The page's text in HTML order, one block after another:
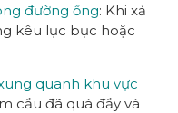
đường ống: Khi xả
kêu lục bục hoặc
quanh khu vực
cầu đã quá đầy và